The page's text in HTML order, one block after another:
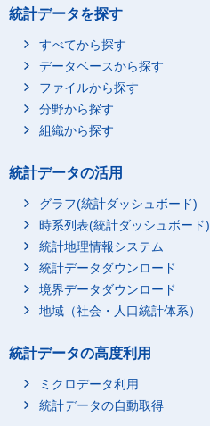
統計データを探す
すべてから探す
データベースから探す
ファイルから探す
分野から探す
組織から探す
統計データの活用
グラフ(統計ダッシュボード)
時系列表(統計ダッシュボード)
統計地理情報システム
統計データダウンロード
境界データダウンロード
地域（社会・人口統計体系）
統計データの高度利用
ミクロデータ利用
統計データの自動取得